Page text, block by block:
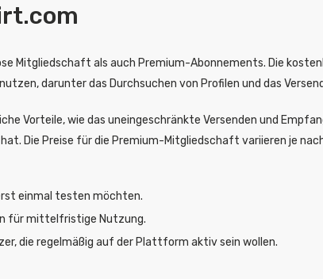
Mitgliedschaft als auch Premium-Abonnements. Die
darunter das Durchsuchen von Profilen und das
Vorteile, wie das uneingeschränkte Versenden und
Die Preise für die Premium-Mitgliedschaft variieren je
einmal testen möchten.
für mittelfristige Nutzung.
die regelmäßig auf der Plattform aktiv sein wollen.